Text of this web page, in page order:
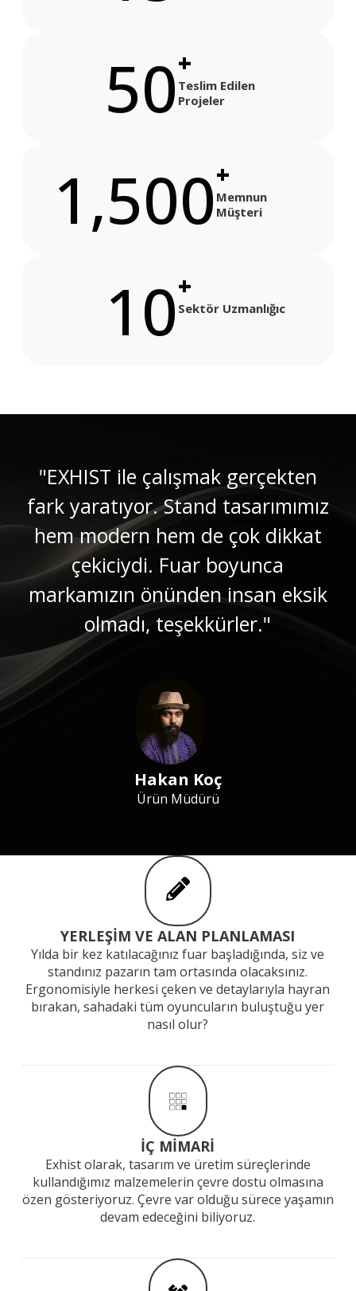
50+
Teslim Edilen
Projeler
1,500+
Memnun
Müşteri
10+
Sektör Uzmanlığıc
"EXHIST ile çalışmak gerçekten
fark yaratıyor. Stand tasarımımız
hem modern hem de çok dikkat
çekiciydi. Fuar boyunca
markamızın önünden insan eksik
olmadı, teşekkürler."
Hakan Koç
Ürün Müdürü
YERLEŞİM VE ALAN PLANLAMASI
Yılda bir kez katılacağınız fuar başladığında, siz ve
standınız pazarın tam ortasında olacaksınız.
Ergonomisiyle herkesi çeken ve detaylarıyla hayran
bırakan, sahadaki tüm oyuncuların buluştuğu yer
nasıl olur?
İÇ MİMARİ
Exhist olarak, tasarım ve üretim süreçlerinde
kullandığımız malzemelerin çevre dostu olmasına
özen gösteriyoruz. Çevre var olduğu sürece yaşamın
devam edeceğini biliyoruz.